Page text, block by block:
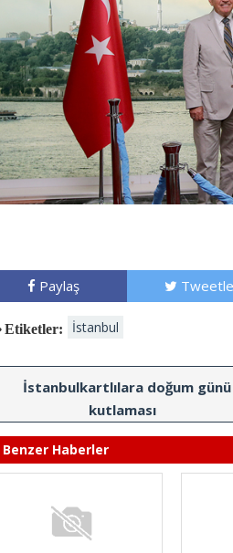
Paylaş Tweetle
Etiketler: İstanbul
İstanbulkartlılara doğum günü
kutlaması
Benzer Haberler